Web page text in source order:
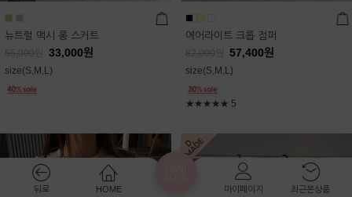
뉴트럴 맥시 롱 스커트
55,000 33,000원
size(S,M,L)
에어라이트 크롭 점퍼
82,000 57,400원
size(S,M,L)
★★★★★ 5
뒤로 HOME
마이페이지
최근본상품